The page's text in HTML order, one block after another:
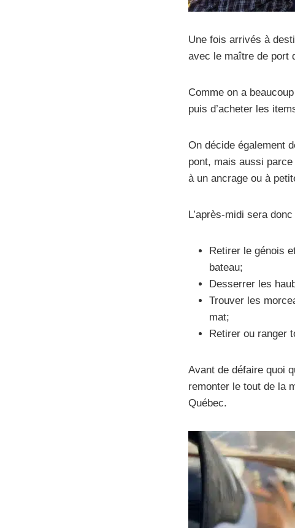
Une fois arrivés à
avec le maître de port
Comme on a
puis d’acheter les
On décide également
pont, mais aussi
à un ancrage ou à
L’après-midi sera
Retirer le génois
bateau;
Desserrer les
Trouver les
mat;
Retirer ou ranger
Avant de défaire quoi
remonter le tout de la
Québec.